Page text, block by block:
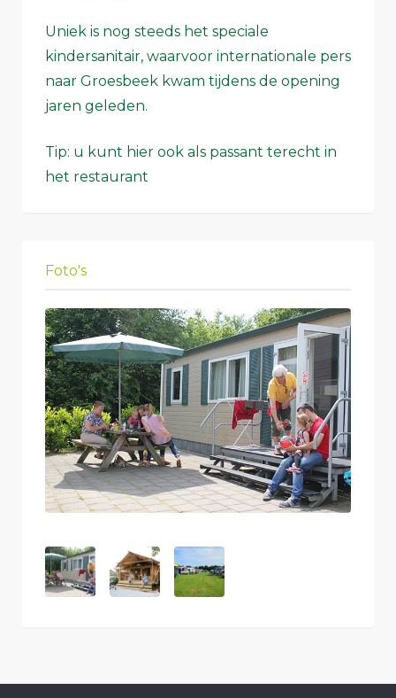
Uniek is nog steeds het speciale
kindersanitair, waarvoor internationale pers
naar Groesbeek kwam tijdens de opening
jaren geleden.
Tip: u kunt hier ook als passant terecht in
het restaurant
Foto's